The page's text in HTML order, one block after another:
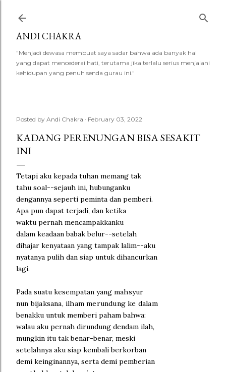
ANDI CHAKRA
"Menjadi dewasa membuat saya sadar bahwa ada banyak hal
yang dapat mencederai hati, terutama jika terlalu serius menjalani
kehidupan yang penuh senda gurau ini."
Posted by Andi Chakra February 03, 2022
KADANG PERENUNGAN BISA SESAKIT
INI
Tetapi aku kepada tuhan memang tak
tahu soal--sejauh ini, hubunganku
dengannya seperti peminta dan pemberi.
Apa pun dapat terjadi, dan ketika
waktu pernah mencampakkanku
dalam keadaan babak belur--setelah
dihajar kenyataan yang tampak lalim--aku
nyatanya pulih dan siap untuk dihancurkan
lagi.
Pada suatu kesempatan yang mahsyur
nun bijaksana, ilham merundungke dalam
benakku untuk memberi paham bahwa:
walau aku pernah dirundung dendam ilah,
mungkin itu tak benar-benar, meski
setelahnya aku siap kembali berkorban
demi keinginannya, serta demi pemberian